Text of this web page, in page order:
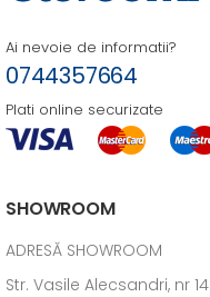
Ai nevoie de informatii?
0744357664
Plati online securizate
SHOWROOM
ADRESĂ SHOWROOM
Str. Vasile Alecsandri, nr 14